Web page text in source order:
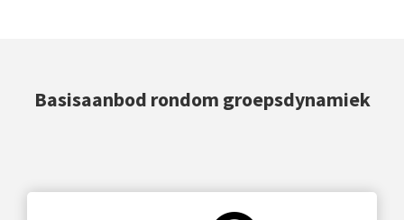
Basisaanbod rondom groepsdynamiek